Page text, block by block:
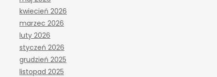
kwiecień 2026
marzec 2026
luty 2026
styczeń 2026
grudzień 2025
listopad 2025